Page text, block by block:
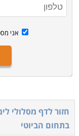
אני
חזור לדף מסלולי
בתחום הביוטי